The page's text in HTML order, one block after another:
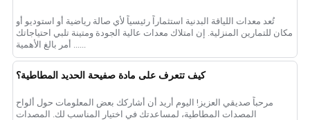
تُعد معدات اللياقة البدنية استثماراً رئيسياً لأي صالة رياضية أو استوديو أو
مكان للتمارين المنزلية. إن امتلاك معدات عالية الجودة ومتينة تلبي احتياجاتك
كيف تتعرف على مادة صفيحة الحديد المطاطية؟
مرحباً صديقي العزيز! اليوم أريد أن أشاركك بعض المعلومات حول ألواح
المصدات المطاطية، لمساعدتك في اختيار المناسب لك. المصدات